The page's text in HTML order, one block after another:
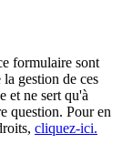
formulaire sont
gestion de ces
et ne sert qu'à
question. Pour en
cliquez-ici.